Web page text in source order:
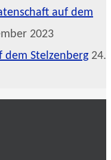
auf dem
2023
dem Stelzenberg 24.